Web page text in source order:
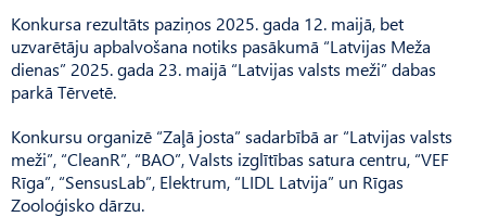
Konkursa rezultāts paziņos 2025. gada 12. maijā, bet
uzvarētāju apbalvošana notiks pasākumā “Latvijas Meža
dienas” 2025. gada 23. maijā “Latvijas valsts meži” dabas
parkā Tērvetē.
Konkursu organizē “Zaļā josta” sadarbībā ar “Latvijas valsts
meži”, “CleanR”, “BAO”, Valsts izglītības satura centru, “VEF
Rīga”, “SensusLab”, Elektrum, “LIDL Latvija” un Rīgas
Zooloģisko dārzu.